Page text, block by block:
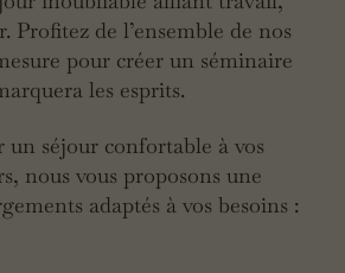
Profitez de l’ensemble de nos
pour créer un séminaire
les esprits.
un séjour confortable à vos
nous vous proposons une
adaptés à vos besoins :